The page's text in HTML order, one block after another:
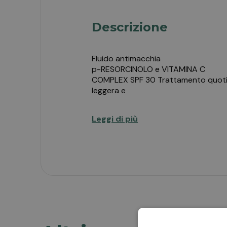
Descrizione
Fluido antimacchia
p-RESORCINOLO e VITAMINA C
COMPLEX SPF 30 Trattamento
leggera e
confortevole, ideale per tutti i tipi di
Fluido leggero e confortevole ideale
Leggi di più